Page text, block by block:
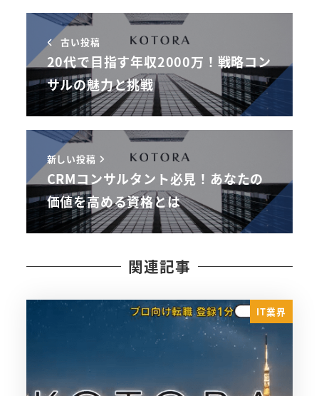
古い投稿
20代で目指す年収2000万！戦略コン
サルの魅力と挑戦
新しい投稿
CRMコンサルタント必見！あなたの
価値を高める資格とは
関連記事
IT業界